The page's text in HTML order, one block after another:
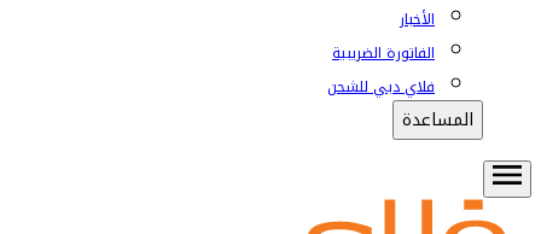
الأخبار
الفاتورة الضريبية
فلاي دبي للشحن
المساعدة